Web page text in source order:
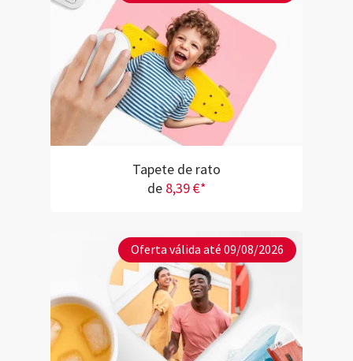
Tapete de rato
de 8,39 €*
Oferta válida até 09/08/2026